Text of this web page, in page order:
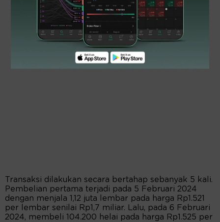
Transaksi dilakukan secara bertahap sebanyak 5 kali.
Pembelian pertama terjadi pada 5 Februari 2024
dengan menjala 1,12 juta lembar pada harga Rp1.521
per lembar senilai Rp1,7 miliar. Lalu, pada 6 Februari
2024, membeli 104.200 helai pada harga Rp1.525 per